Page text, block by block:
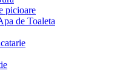
picioare
de Toaleta